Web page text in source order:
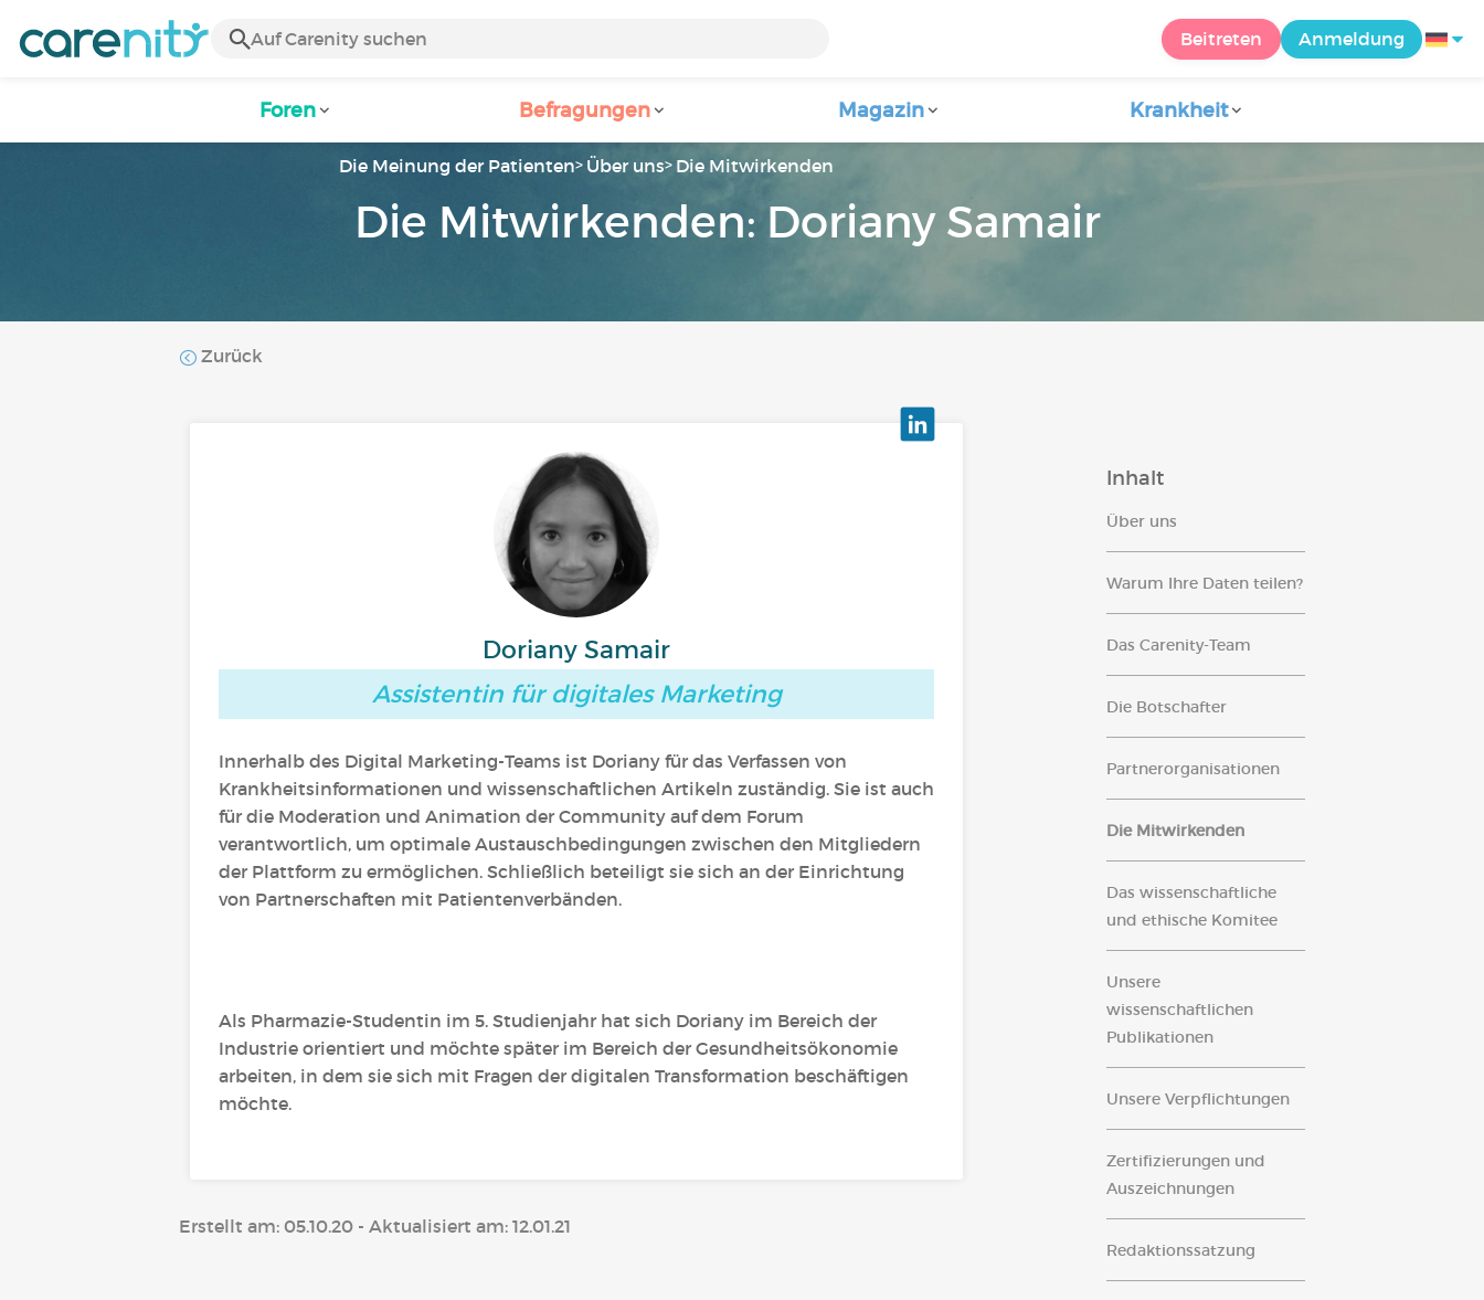
Beitreten Anmeldung
Foren Befragungen Magazin Krankheit
Die Meinung der Patienten Über uns Die Mitwirkenden
Die Mitwirkenden: Doriany Samair
Zurück
Inhalt
Über uns
Warum Ihre Daten teilen?
Das Carenity-Team
Die Botschafter
Partnerorganisationen
Die Mitwirkenden
Das wissenschaftliche
und ethische Komitee
Unsere
wissenschaftlichen
Publikationen
Unsere Verpflichtungen
Zertifizierungen und
Auszeichnungen
Redaktionssatzung
Doriany Samair
Assistentin für digitales Marketing
Innerhalb des Digital Marketing-Teams ist Doriany für das Verfassen von
Krankheitsinformationen und wissenschaftlichen Artikeln zuständig. Sie ist auch
für die Moderation und Animation der Community auf dem Forum
verantwortlich, um optimale Austauschbedingungen zwischen den Mitgliedern
der Plattform zu ermöglichen. Schließlich beteiligt sie sich an der Einrichtung
von Partnerschaften mit Patientenverbänden.
Als Pharmazie-Studentin im 5. Studienjahr hat sich Doriany im Bereich der
Industrie orientiert und möchte später im Bereich der Gesundheitsökonomie
arbeiten, in dem sie sich mit Fragen der digitalen Transformation beschäftigen
möchte.
Erstellt am: 05.10.20 - Aktualisiert am: 12.01.21